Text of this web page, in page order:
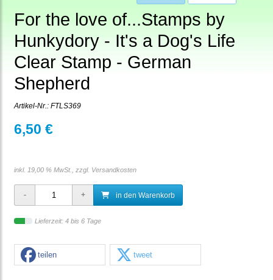
For the love of...Stamps by
Hunkydory - It's a Dog's Life
Clear Stamp - German
Shepherd
Artikel-Nr.: FTLS369
6,50 €
inkl. 19,00 % MwSt., zzgl. Versandkosten
in den Warenkorb
Lieferzeit: 4 bis 6 Tage
teilen tweet